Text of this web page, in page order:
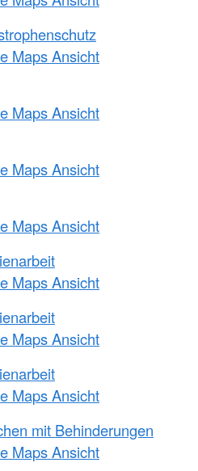
Maps Ansicht
Maps Ansicht
Maps Ansicht
Maps Ansicht
Maps Ansicht
Maps Ansicht
Maps Ansicht
mit Behinderungen
Maps Ansicht